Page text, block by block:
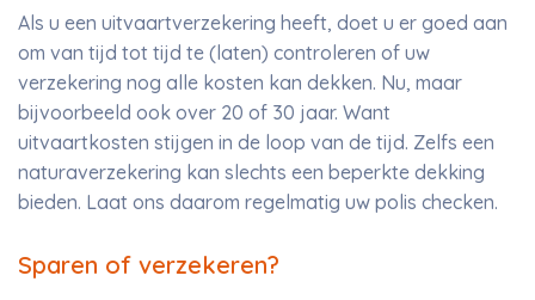
Als u een uitvaartverzekering heeft, doet u er goed aan
om van tijd tot tijd te (laten) controleren of uw
verzekering nog alle kosten kan dekken. Nu, maar
bijvoorbeeld ook over 20 of 30 jaar. Want
uitvaartkosten stijgen in de loop van de tijd. Zelfs een
naturaverzekering kan slechts een beperkte dekking
bieden. Laat ons daarom regelmatig uw polis checken.
Sparen of verzekeren?